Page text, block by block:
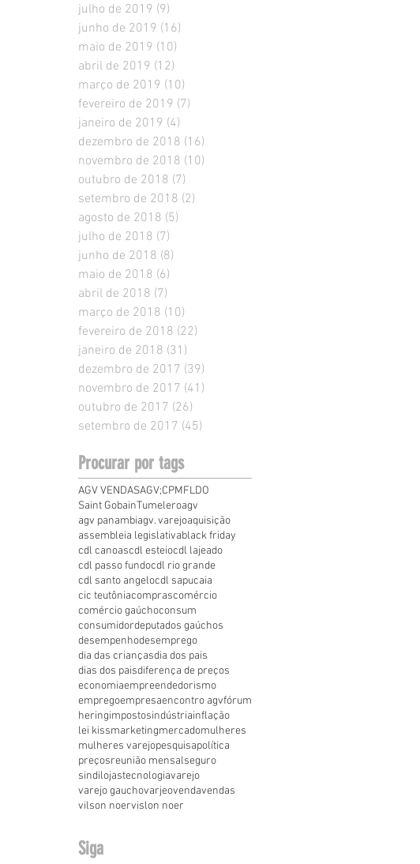
julho de 2019 (9)
junho de 2019 (16)
maio de 2019 (10)
abril de 2019 (12)
março de 2019 (10)
fevereiro de 2019 (7)
janeiro de 2019 (4)
dezembro de 2018 (16)
novembro de 2018 (10)
outubro de 2018 (7)
setembro de 2018 (2)
agosto de 2018 (5)
julho de 2018 (7)
junho de 2018 (8)
maio de 2018 (6)
abril de 2018 (7)
março de 2018 (10)
fevereiro de 2018 (22)
janeiro de 2018 (31)
dezembro de 2017 (39)
novembro de 2017 (41)
outubro de 2017 (26)
setembro de 2017 (45)
Procurar por tags
AGV VENDASAGV;CPMFLDO
Saint GobainTumeleroagv
agv panambiagv. varejoaquisição
assembleia legislativablack friday
cdl canoascdl esteiocdl lajeado
cdl passo fundocdl rio grande
cdl santo angelocdl sapucaia
cic teutôniacomprascomércio
comércio gaúchoconsum
consumidordeputados gaúchos
desempenhodesemprego
dia das criançasdia dos pais
dias dos paisdiferença de preços
economiaempreendedorismo
empregoempresaencontro agvfórum
heringimpostosindústriainflação
lei kissmarketingmercadomulheres
mulheres varejopesquisapolítica
preçosreunião mensalseguro
sindilojastecnologiavarejo
varejo gauchovarjeovendavendas
vilson noervislon noer
Siga